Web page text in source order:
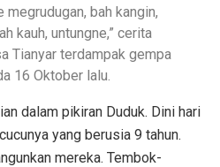
bah kangin,
kauh, untungne,” cerita
Tianyar terdampak gempa
16 Oktober lalu.
dalam pikiran Duduk. Dini hari
yang berusia 9 tahun.
mereka. Tembok-